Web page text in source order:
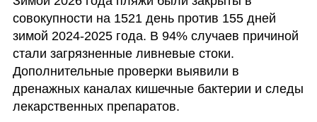
совокупности на 1521 день против 155 дней
зимой 2024-2025 года. В 94% случаев причиной
стали загрязненные ливневые стоки.
Дополнительные проверки выявили в
дренажных каналах кишечные бактерии и следы
лекарственных препаратов.